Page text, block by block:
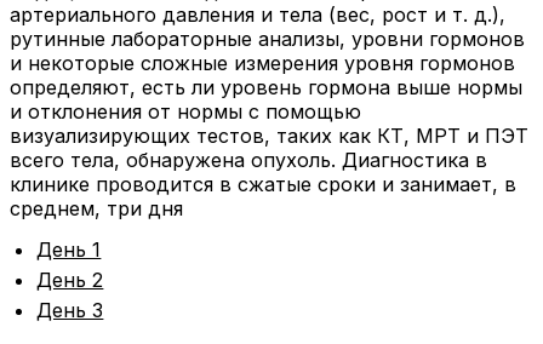
артериального давления и тела (вес, рост и т. д.),
рутинные лабораторные анализы, уровни гормонов
и некоторые сложные измерения уровня гормонов
определяют, есть ли уровень гормона выше нормы
и отклонения от нормы с помощью
визуализирующих тестов, таких как КТ, МРТ и ПЭТ
всего тела, обнаружена опухоль. Диагностика в
клинике проводится в сжатые сроки и занимает, в
среднем, три дня
День 1
День 2
День 3